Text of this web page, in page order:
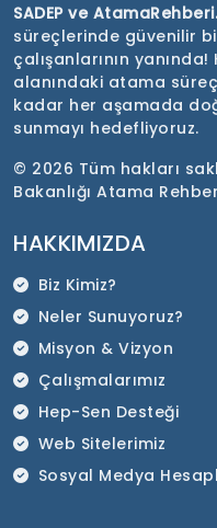
SADEP ve
süreçlerinde güvenilir
çalışanlarının
alanındaki atama
kadar her aşamada
sunmayı hedefliyoruz.
© 2026 Tüm hakları
Bakanlığı Atama
HAKKIMIZDA
Biz Kimiz?
Neler Sunuyoruz?
Misyon & Vizyon
Çalışmalarımız
Hep-Sen Desteği
Web Sitelerimiz
Sosyal Medya